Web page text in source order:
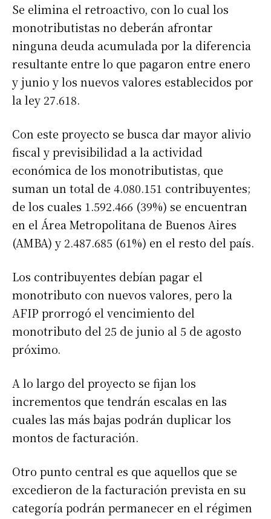
Se elimina el retroactivo, con lo cual los
monotributistas no deberán afrontar
ninguna deuda acumulada por la diferencia
resultante entre lo que pagaron entre enero
y junio y los nuevos valores establecidos por
la ley 27.618.
Con este proyecto se busca dar mayor alivio
fiscal y previsibilidad a la actividad
económica de los monotributistas, que
suman un total de 4.080.151 contribuyentes;
de los cuales 1.592.466 (39%) se encuentran
en el Área Metropolitana de Buenos Aires
(AMBA) y 2.487.685 (61%) en el resto del país.
Los contribuyentes debían pagar el
monotributo con nuevos valores, pero la
AFIP prorrogó el vencimiento del
monotributo del 25 de junio al 5 de agosto
próximo.
A lo largo del proyecto se fijan los
incrementos que tendrán escalas en las
cuales las más bajas podrán duplicar los
montos de facturación.
Otro punto central es que aquellos que se
excedieron de la facturación prevista en su
categoría podrán permanecer en el régimen